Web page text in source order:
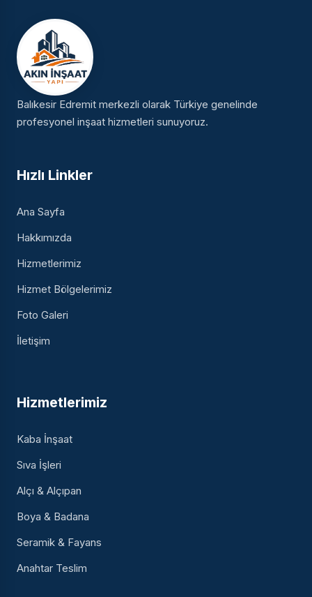
Balıkesir Edremit merkezli olarak Türkiye genelinde
profesyonel inşaat hizmetleri sunuyoruz.
Hızlı Linkler
Ana Sayfa
Hakkımızda
Hizmetlerimiz
Hizmet Bölgelerimiz
Foto Galeri
İletişim
Hizmetlerimiz
Kaba İnşaat
Sıva İşleri
Alçı & Alçıpan
Boya & Badana
Seramik & Fayans
Anahtar Teslim